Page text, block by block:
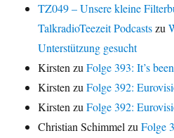
TZ049 – Unsere kleine
TalkradioTeezeit Podcastszu
Unterstützung gesucht
Kirsten zuFolge 393: It’s
Kirsten zuFolge 392:
Kirsten zuFolge 392:
Christian Schimmel zuFolge